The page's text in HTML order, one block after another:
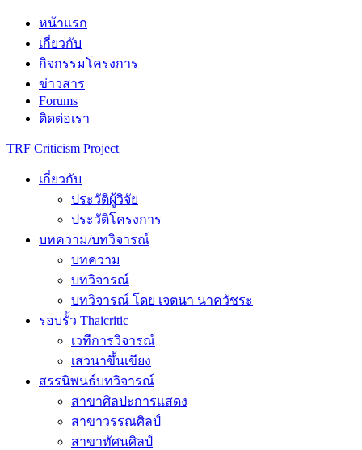
Skip
content
หน้าแรก
เกี่ยวกับ
กิจกรรมโครงการ
ข่าวสาร
Forums
ติดต่อเรา
TRF Criticism Project
เกี่ยวกับ
ประวัติผู้วิจัย
ประวัติโครงการ
บทความ/บทวิจารณ์
บทความ
บทวิจารณ์
บทวิจารณ์ โดย เจตนา นาควัชระ
รอบรั้ว Thaicritic
เวทีการวิจารณ์
เสวนาขึ้นเขียง
สรรนิพนธ์บทวิจารณ์
สาขาศิลปะการแสดง
สาขาวรรณศิลป์
สาขาทัศนศิลป์